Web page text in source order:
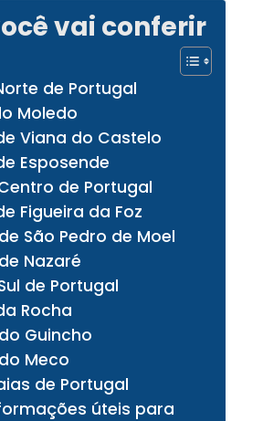
vai conferir
de Portugal
Moledo
Viana do Castelo
Esposende
de Portugal
Figueira da Foz
São Pedro de Moel
Nazaré
de Portugal
Rocha
Guincho
Meco
de Portugal
úteis para